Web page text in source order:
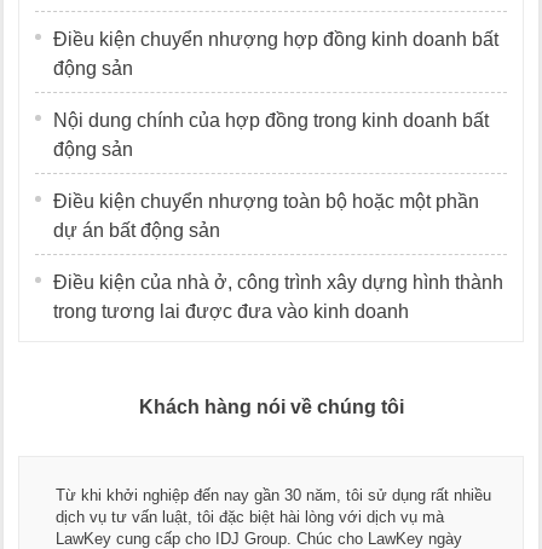
Điều kiện chuyển nhượng hợp đồng kinh doanh bất
động sản
Nội dung chính của hợp đồng trong kinh doanh bất
động sản
Điều kiện chuyển nhượng toàn bộ hoặc một phần
dự án bất động sản
Điều kiện của nhà ở, công trình xây dựng hình thành
trong tương lai được đưa vào kinh doanh
Khách hàng nói về chúng tôi
Từ khi khởi nghiệp đến nay gần 30 năm, tôi sử dụng rất nhiều
dịch vụ tư vấn luật, tôi đặc biệt hài lòng với dịch vụ mà
LawKey cung cấp cho IDJ Group. Chúc cho LawKey ngày